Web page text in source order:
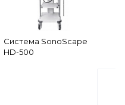
Система SonoScape
HD-500